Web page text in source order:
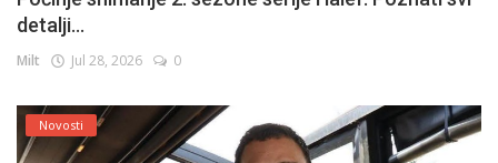
detalji...
Milt Jul 28, 2026 0
Novosti